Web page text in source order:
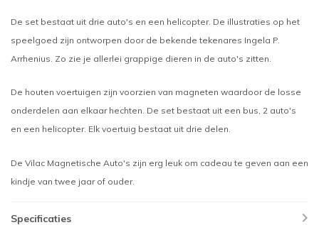
De set bestaat uit drie auto's en een helicopter. De illustraties op het
speelgoed zijn ontworpen door de bekende tekenares Ingela P.
Arrhenius. Zo zie je allerlei grappige dieren in de auto's zitten.
De houten voertuigen zijn voorzien van magneten waardoor de losse
onderdelen aan elkaar hechten. De set bestaat uit een bus, 2 auto's
en een helicopter. Elk voertuig bestaat uit drie delen.
De Vilac Magnetische Auto's zijn erg leuk om cadeau te geven aan een
kindje van twee jaar of ouder.
Specificaties